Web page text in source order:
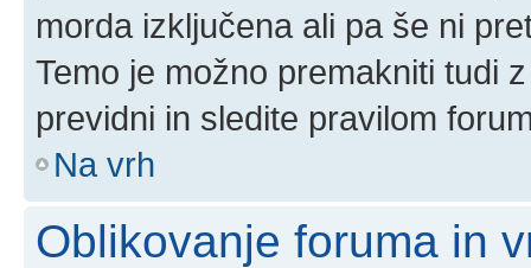
morda izključena ali pa še ni
Temo je možno premakniti tudi
previdni in sledite pravilom
Na vrh
Oblikovanje foruma in